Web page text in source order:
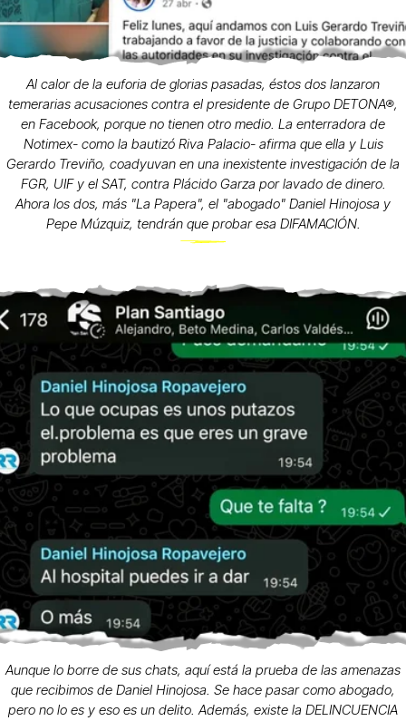
Al calor de la euforia de glorias pasadas, éstos dos lanzaron
temerarias acusaciones contra el presidente de Grupo DETONA®,
en Facebook, porque no tienen otro medio. La enterradora de
Notimex- como la bautizó Riva Palacio- afirma que ella y Luis
Gerardo Treviño, coadyuvan en una inexistente investigación de la
FGR, UIF y el SAT, contra Plácido Garza por lavado de dinero.
Ahora los dos, más "La Papera", el "abogado" Daniel Hinojosa y
Pepe Múzquiz, tendrán que probar esa DIFAMACIÓN.
Aunque lo borre de sus chats, aquí está la prueba de las amenazas
que recibimos de Daniel Hinojosa. Se hace pasar como abogado,
pero no lo es y eso es un delito. Además, existe la DELINCUENCIA